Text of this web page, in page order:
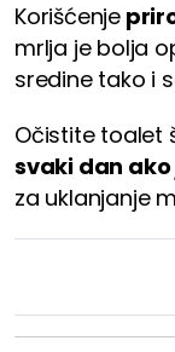
Korišćenje
mrlja je bolja
sredine tako i
Očistite toalet
svaki dan
za uklanjanje